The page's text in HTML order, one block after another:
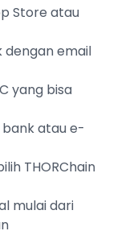
Store atau
dengan email
yang bisa
atau e-
THORChain
mulai dari